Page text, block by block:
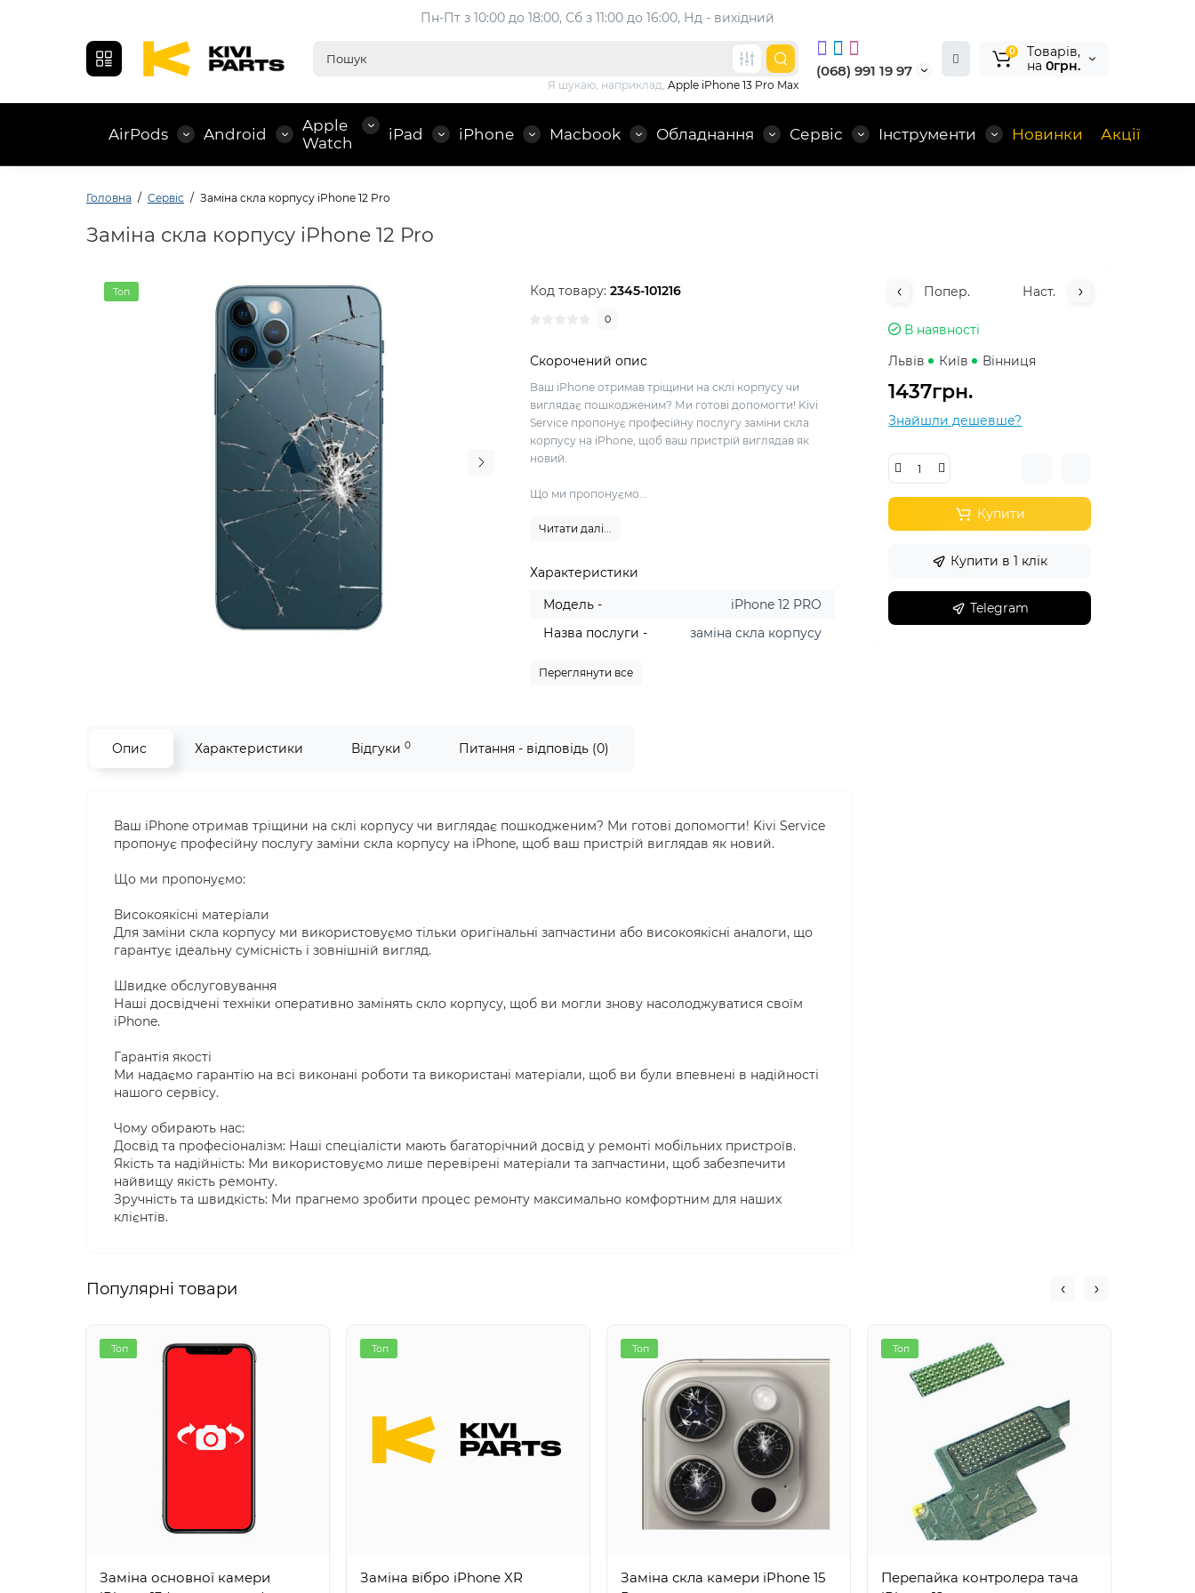
Пн-Пт з 10:00 до 18:00, Сб з 11:00 до 16:00, Нд - вихідний
(068) 991 19 97
Я шукаю, наприклад, Apple iPhone 13 Pro Max
0
Tоварів,
на 0грн.
AirPods Android
Apple
Watch
iPad iPhone Macbook Обладнання Сервіс Інструменти Новинки Акції
Головна Сервіс Заміна скла корпусу iPhone 12 Pro
Заміна скла корпусу iPhone 12 Pro
Топ Код товару:2345-101216
0
Скорочений опис
Ваш iPhone отримав тріщини на склі корпусу чи
виглядає пошкодженим? Ми готові допомогти! Kivi
Service пропонує професійну послугу заміни скла
корпусу на iPhone, щоб ваш пристрій виглядав як
новий.
Що ми пропонуємо...
Читати далі...
Характеристики
Модель -
iPhone 12 PRO
Назва послуги -
заміна скла корпусу
Переглянути все
Попер. Наст.
В наявності
Львів
Київ Вінниця
1437грн.
Знайшли дешевше?
Купити
Купити в 1 клік
Telegram
Опис Характеристики Відгуки 0 Питання - відповідь (0)
Ваш iPhone отримав тріщини на склі корпусу чи виглядає пошкодженим? Ми готові допомогти! Kivi Service
пропонує професійну послугу заміни скла корпусу на iPhone, щоб ваш пристрій виглядав як новий.
Що ми пропонуємо:
Високоякісні матеріали
Для заміни скла корпусу ми використовуємо тільки оригінальні запчастини або високоякісні аналоги, що
гарантує ідеальну сумісність і зовнішній вигляд.
Швидке обслуговування
Наші досвідчені техніки оперативно замінять скло корпусу, щоб ви могли знову насолоджуватися своїм
iPhone.
Гарантія якості
Ми надаємо гарантію на всі виконані роботи та використані матеріали, щоб ви були впевнені в надійності
нашого сервісу.
Чому обирають нас:
Досвід та професіоналізм: Наші спеціалісти мають багаторічний досвід у ремонті мобільних пристроїв.
Якість та надійність: Ми використовуємо лише перевірені матеріали та запчастини, щоб забезпечити
найвищу якість ремонту.
Зручність та швидкість: Ми прагнемо зробити процес ремонту максимально комфортним для наших
клієнтів.
Популярні товари
Топ
Заміна основної камери
Топ
Заміна вібро iPhone XR
Топ
Заміна скла камери iPhone 15
Топ
Перепайка контролера тача